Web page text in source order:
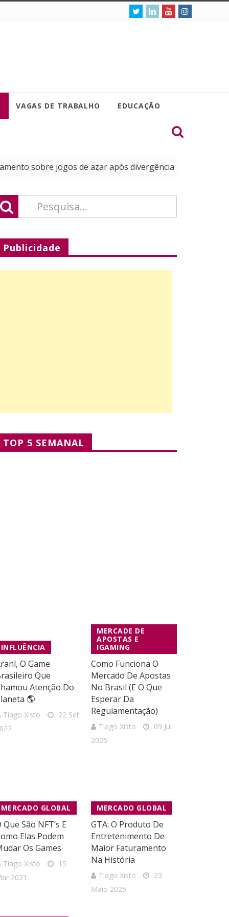
VAGAS DE TRABALHO EDUCAÇÃO
sobre jogos de azar após divergência entre Flávio Dino e
Publicidade
TOP 5 SEMANAL
INFLUÊNCIA
O Game
Que
Atenção Do
🌎
Tiago Xisto
22 Set
MERCADE DE
APOSTAS E
IGAMING
Como Funciona O
Mercado De Apostas
No Brasil (e O Que
Esperar Da
Regulamentação)
Tiago Xisto
09 Jul
2025
MERCADO GLOBAL
Que São NFT’s E
Elas Podem
Os Games
Tiago Xisto
15
2021
MERCADO GLOBAL
GTA: O Produto De
Entretenimento De
Maior Faturamento
Na História
Tiago Xisto
23
Maio 2025